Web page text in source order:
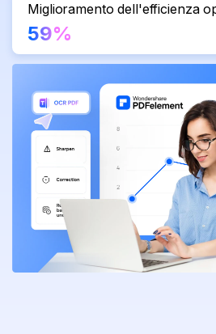
Miglioramento dell'efficienza
59%